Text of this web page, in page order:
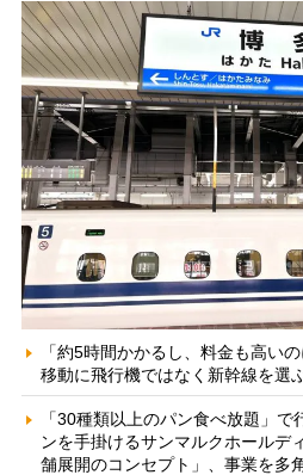
「約5時間かかるし、料金も高い
移動に飛行機ではなく新幹線を選
「30種類以上のパン食べ放題」
ンを手掛けるサンマルクホール
舗展開のコンセプト」、事業を多